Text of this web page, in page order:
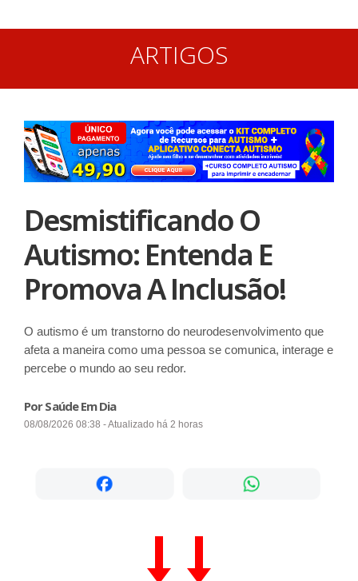
ARTIGOS
Desmistificando O
Autismo: Entenda E
Promova A Inclusão!
O autismo é um transtorno do neurodesenvolvimento que
afeta a maneira como uma pessoa se comunica, interage e
percebe o mundo ao seu redor.
Por Saúde Em Dia
08/08/2026 08:38 - Atualizado há 2 horas